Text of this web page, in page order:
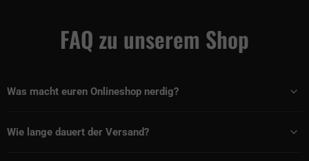
FAQ zu unserem Shop
Was macht euren Onlineshop nerdig?
Wie lange dauert der Versand?